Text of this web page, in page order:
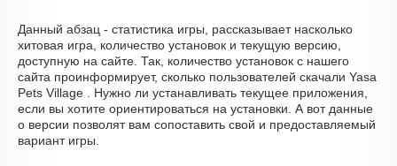
Данный абзац - статистика игры, рассказывает насколько
хитовая игра, количество установок и текущую версию,
доступную на сайте. Так, количество установок с нашего
сайта проинформирует, сколько пользователей скачали Yasa
Pets Village . Нужно ли устанавливать текущее приложения,
если вы хотите ориентироваться на установки. А вот данные
о версии позволят вам сопоставить свой и предоставляемый
вариант игры.